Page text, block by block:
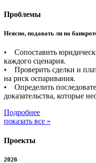
Проблемы
Неясно, подавать ли на
• Сопоставить
каждого сценария.
• Проверить сделки и
на риск оспаривания.
• Определить
доказательства, которые
Подробнее
показать все »
Проекты
2026